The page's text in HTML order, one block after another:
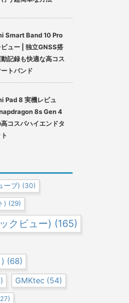
Smart Band 10 Pro
ュー | 独立GNSS搭
記録も快適な高コス
トバンド
Pad 8 実機レビュ
8s Gen 4
コスパハイエンドタ
ーブ) (30)
) (29)
クビュー) (165)
(68)
GMKtec (54)